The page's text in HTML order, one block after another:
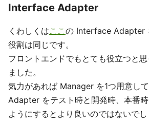
Interface Adapter
くわしくはここ の Interface Adapter
役割は同じです。
フロントエンドでもとても役立つと
ました。
気力があれば Manager を1つ用意し
Adapter をテスト時と開発時、本番
ようにするとより良いのではないでし